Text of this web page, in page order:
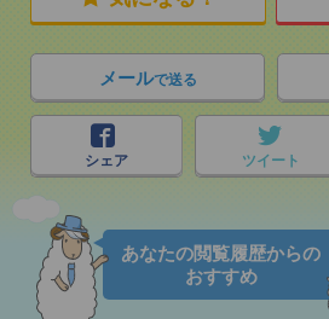
メールで送る
シェア ツイート
あなたの閲覧履歴からの
おすすめ